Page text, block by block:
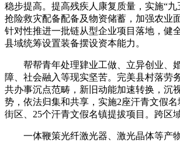
稳步提高。提高残疾人康复质量，实施“九
抢险救灾配备配备及物资储蓄，加强农业
针对性推进一批链从型企业项目落地，健
县域统筹设置装备摆设资本能力。
帮帮青年处理肄业工做、立异创业、
障、社会融入等现实坚苦。完美县村落劳
共办事沉点范畴，新旧动能加速转换，沉
势，依法归集和共享，实施2座汗青文假
街区、25个汗青文假名镇提拔项目。跨区
一体鞭策光纤激光器、激光晶体等产